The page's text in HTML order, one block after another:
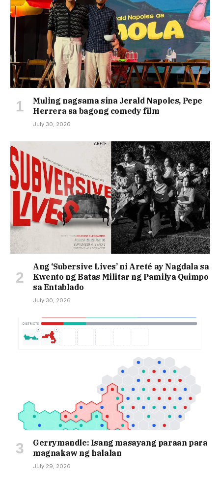
Muling nagsama sina Jerald Napoles, Pepe
Herrera sa bagong comedy film
July 30, 2026
Ang ‘Subersive Lives’ ni Areté ay Nagdala sa
Kwento ng Batas Militar ng Pamilya Quimpo
sa Entablado
July 30, 2026
Gerrymandle: Isang masayang paraan para
magnakaw ng halalan
July 29, 2026